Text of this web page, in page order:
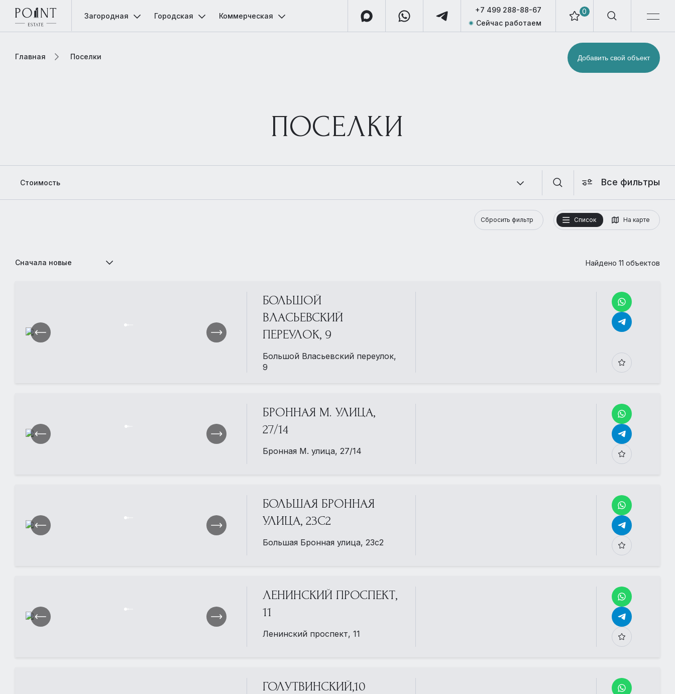
0
+7 499 288-88-67
Сейчас работаем
Загородная Городская Коммерческая
Главная Поселки Добавить свой объект
ПОСЕЛКИ
Стоимость Все фильтры
Список На карте
Сбросить фильтр
Найдено 11 объектов
Сначала новые
БОЛЬШОЙ
ВЛАСЬЕВСКИЙ
ПЕРЕУЛОК, 9
Большой Власьевский переулок,
9
БРОННАЯ М. УЛИЦА,
27/14
Бронная М. улица, 27/14
БОЛЬШАЯ БРОННАЯ
УЛИЦА, 23С2
Большая Бронная улица, 23с2
ЛЕНИНСКИЙ ПРОСПЕКТ,
11
Ленинский проспект, 11
ГОЛУТВИНСКИЙ,10